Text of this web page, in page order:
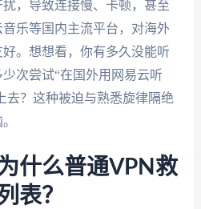
，导致连接慢、卡顿，甚至
乐等国内主流平台，对海外
。想想看，你有多久没能听
次尝试“在国外用网易云听
去？这种被迫与熟悉旋律隔绝
什么普通VPN救
表？